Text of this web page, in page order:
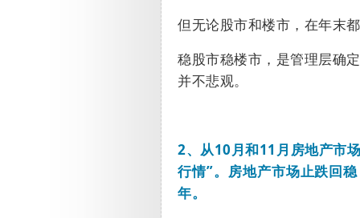
但无论股市和楼市，在年末
稳股市稳楼市，是管理层确
并不悲观。
2、从10月和11 月房地产市
行情”。房地产市场止跌回
年。